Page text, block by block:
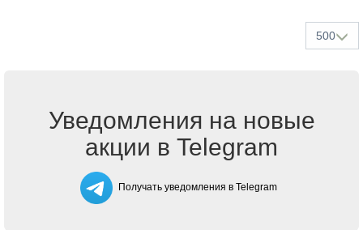
500
Уведомления на новые
акции в Telegram
Получать уведомления в Telegram